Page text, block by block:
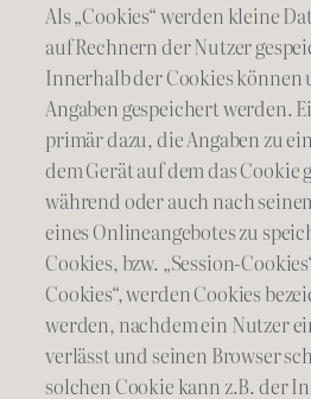
Als „Cookies“ werden kleine
auf Rechnern der Nutzer
Innerhalb der Cookies
Angaben gespeichert werden.
primär dazu, die Angaben zu
dem Gerät auf dem das Cookie
während oder auch nach
eines Onlineangebotes zu
Cookies, bzw. „Session-
Cookies“, werden Cookies
werden, nachdem ein Nutzer
verlässt und seinen Browser
solchen Cookie kann z.B. der